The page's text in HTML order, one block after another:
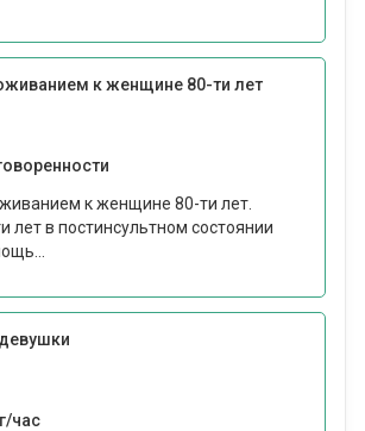
к женщине 80-ти лет
к женщине 80-ти лет.
в постинсультном состоянии
час